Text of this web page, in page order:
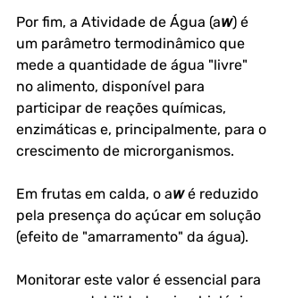
Por fim, a Atividade de Água (a𝘸) é
um parâmetro termodinâmico que
mede a quantidade de água "livre"
no alimento, disponível para
participar de reações químicas,
enzimáticas e, principalmente, para o
crescimento de microrganismos.
Em frutas em calda, o a𝘸 é reduzido
pela presença do açúcar em solução
(efeito de "amarramento" da água).
Monitorar este valor é essencial para